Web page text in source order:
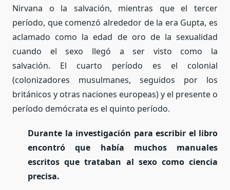
Nirvana o la salvación, mientras que el tercer
período, que comenzó alrededor de la era Gupta, es
aclamado como la edad de oro de la sexualidad
cuando el sexo llegó a ser visto como la
salvación. El cuarto período es el colonial
(colonizadores musulmanes, seguidos por los
británicos y otras naciones europeas) y el presente o
período demócrata es el quinto período.
Durante la investigación para escribir el libro
encontró que había muchos manuales
escritos que trataban al sexo como ciencia
precisa.